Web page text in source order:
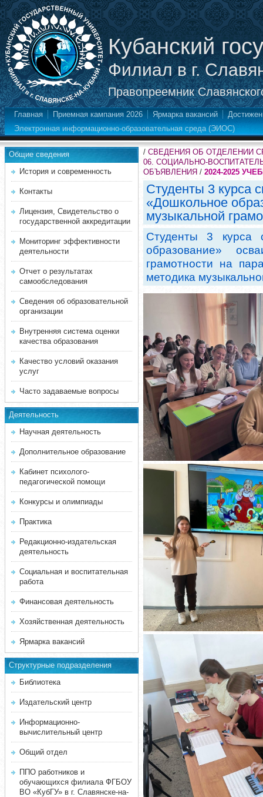
Кубанский
Филиал в г.
Правопреемник
Главная Приемная кампания 2026 Ярмарка вакансий
Электронная информационно-образовательная среда (ЭИОС)
Общие сведения
История и современность
Контакты
Лицензия, Свидетельство о
государственной аккредитации
Мониторинг эффективности
деятельности
Отчет о результатах
самообследования
Сведения об образовательной
организации
Внутренняя система оценки
качества образования
Качество условий оказания
услуг
Часто задаваемые вопросы
Деятельность
Научная деятельность
Дополнительное образование
Кабинет психолого-
педагогической помощи
Конкурсы и олимпиады
Практика
Редакционно-издательская
деятельность
Социальная и воспитательная
работа
Финансовая деятельность
Хозяйственная деятельность
Ярмарка вакансий
Структурные подразделения
Библиотека
Издательский центр
Информационно-
вычислительный центр
Общий отдел
ППО работников и
обучающихся филиала ФГБОУ
ВО «КубГУ» в г. Славянске-на-
/ СВЕДЕНИЯ ОБ ОТДЕЛЕНИИ
06. СОЦИАЛЬНО-
ОБЪЯВЛЕНИЯ / 2024-2025
Студенты 3 курса
«Дошкольное
музыкальной
Студенты 3 курса
образование»
грамотности на
методика